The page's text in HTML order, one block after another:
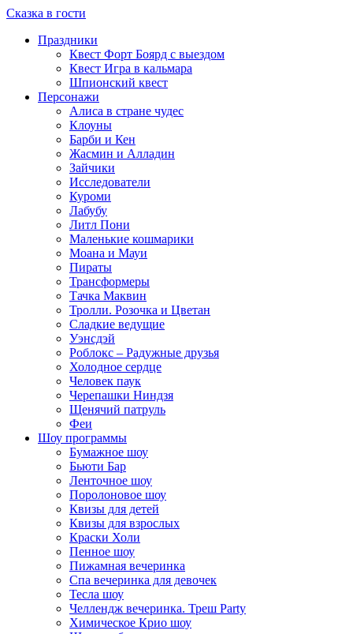
Сказка в гости
Праздники
Квест Форт Боярд с выездом
Квест Игра в кальмара
Шпионский квест
Персонажи
Алиса в стране чудес
Клоуны
Барби и Кен
Жасмин и Алладин
Зайчики
Исследователи
Куроми
Лабубу
Литл Пони
Маленькие кошмарики
Моана и Мауи
Пираты
Трансформеры
Тачка Маквин
Тролли. Розочка и Цветан
Сладкие ведущие
Уэнсдэй
Роблокс – Радужные друзья
Холодное сердце
Человек паук
Черепашки Ниндзя
Щенячий патруль
Феи
Шоу программы
Бумажное шоу
Бьюти Бар
Ленточное шоу
Поролоновое шоу
Квизы для детей
Квизы для взрослых
Краски Холи
Пенное шоу
Пижамная вечеринка
Спа вечеринка для девочек
Тесла шоу
Челлендж вечеринка. Треш Party
Химическое Крио шоу